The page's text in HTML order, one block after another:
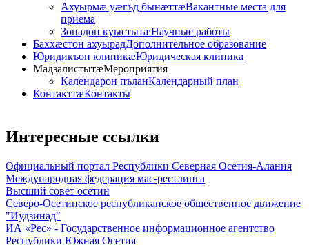
Ахуырмӕ уӕгъд бынӕттӕВакантные места для
приема
Зонадон куыстытӕНаучные работы
Баххӕстон ахуырадДополнительное образование
Юридикъон клиникӕЮридическая клиника
МадзалистытӕМероприятия
Календарон пъланКалендарный план
КонтакттӕКонтакты
Интересные ссылки
Официальный портал Республики Северная Осетия-Алания
Международная федерация мас-рестлинга
Высший совет осетин
Северо-Осетинское республиканское общественное движение
"Иудзинад"
ИА «Рес» - Государственное информационное агентство
Республики Южная Осетия